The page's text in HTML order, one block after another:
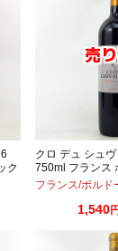
ク
クロ デュ シュ
750ml フランス
ン 古酒
フランス/ボルド
1,540